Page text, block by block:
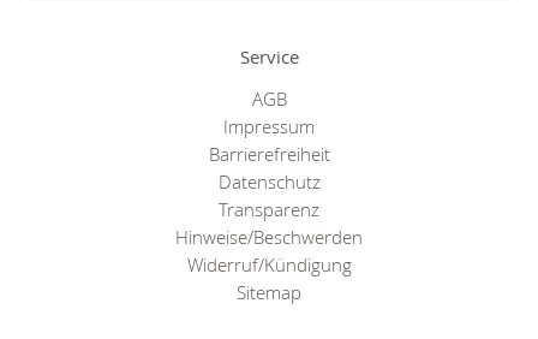
Service
AGB
Impressum
Barrierefreiheit
Datenschutz
Transparenz
Hinweise/Beschwerden
Widerruf/Kündigung
Sitemap